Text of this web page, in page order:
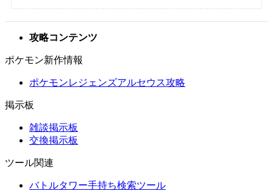
攻略コンテンツ
ポケモン新作情報
ポケモンレジェンズアルセウス攻略
掲示板
雑談掲示板
交換掲示板
ツール関連
バトルタワー手持ち検索ツール